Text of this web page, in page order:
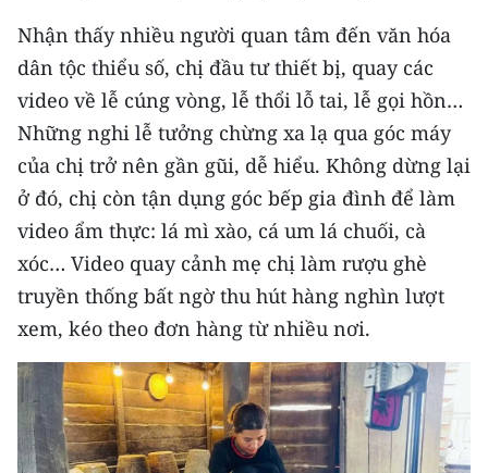
Infographic
TIN MỚI
TIN ĐỊA PHƯƠNG
Trung du và miền núi phía Bắc
Đồng bằng sông Hồng
Bắc Trung Bộ
Duyên hải Nam Trung Bộ và Tây
Nguyên
Đông Nam Bộ
Đồng bằng sông Cửu Long
Nhận thấy nhiều người quan tâm đến văn hóa
dân tộc thiểu số, chị đầu tư thiết bị, quay các
video về lễ cúng vòng, lễ thổi lỗ tai, lễ gọi hồn…
Những nghi lễ tưởng chừng xa lạ qua góc máy
của chị trở nên gần gũi, dễ hiểu. Không dừng lại
ở đó, chị còn tận dụng góc bếp gia đình để làm
video ẩm thực: lá mì xào, cá um lá chuối, cà
xóc… Video quay cảnh mẹ chị làm rượu ghè
truyền thống bất ngờ thu hút hàng nghìn lượt
xem, kéo theo đơn hàng từ nhiều nơi.